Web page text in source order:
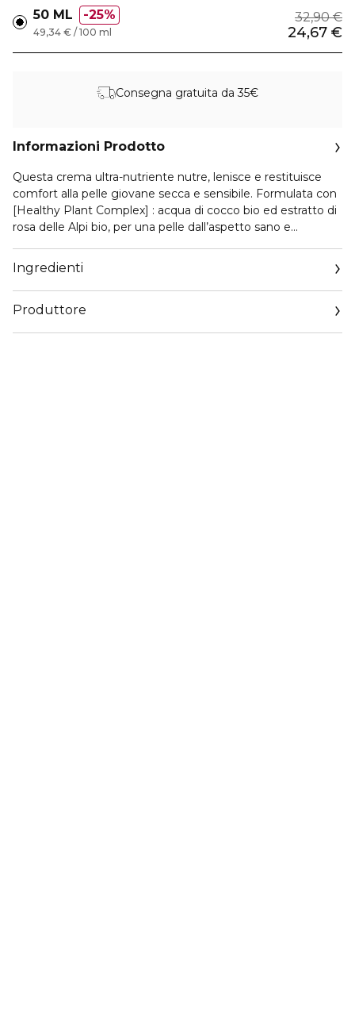
50 ML 25% 32,90 €
24,67 €
49,34 € / 100 ml
Consegna gratuita da 35€
Informazioni Prodotto
Questa crema ultra-nutriente nutre, lenisce e restituisce
comfort alla pelle giovane secca e sensibile. Formulata con
[Healthy Plant Complex] : acqua di cocco bio ed estratto di
rosa delle Alpi bio, per una pelle dall’aspetto sano e
avvolta dal comfort.
Texture in crema vellutata, come una nuvola che avvolge di
morbidezza la pelle.
Ingredienti
Produttore